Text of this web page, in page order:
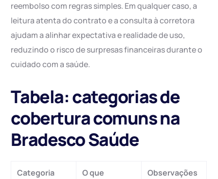
reembolso com regras simples. Em qualquer caso, a
leitura atenta do contrato e a consulta à corretora
ajudam a alinhar expectativa e realidade de uso,
reduzindo o risco de surpresas financeiras durante o
cuidado com a saúde.
Tabela: categorias de
cobertura comuns na
Bradesco Saúde
Categoria
O que
Observações